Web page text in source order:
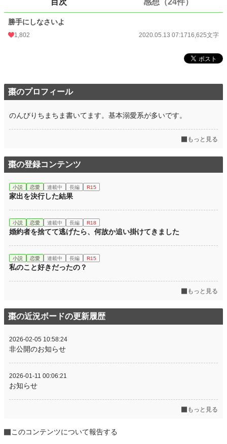
更新日時 2020.05.13 07:17
初回公開日時
月間ポイント 24,210 pt (1,957 位)
累計ポイント 944,630 pt (6,142 位)
目次 感想（24件）
勝手にしなさいよ
1,802 2020.05.13 07:1716,625文字
棗のプロフィール
のんびりちまちま書いてます。基本溺愛系が多いです。
もっと見る
棗の登録コンテンツ
小説 恋愛 連載中 長編 R15
家出を決行した結果
小説 恋愛 連載中 長編 R18
婚約者を捨てて逃げたら、何故か追い掛けてきました
小説 恋愛 連載中 長編 R15
私のこと好きだったの？
もっと見る
棗の近況ボードの更新履歴
2026-02-05 10:58:24
非公開のお知らせ
2026-01-11 00:06:21
お知らせ
もっと見る
このコンテンツについて報告する